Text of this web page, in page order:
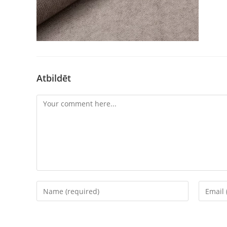
Atbildēt
Comment
Enter
your
Enter
your